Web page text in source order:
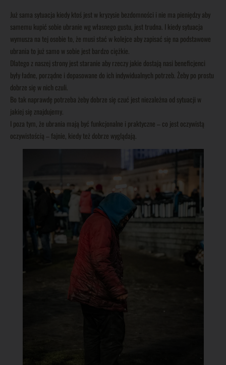
Już sama sytuacja kiedy ktoś jest w kryzysie bezdomności i nie ma pieniędzy aby
samemu kupić sobie ubranie wg własnego gustu, jest trudna. I kiedy sytuacja
wymusza na tej osobie to, że musi stać w kolejce aby zapisać się na podstawowe
ubrania to już samo w sobie jest bardzo ciężkie.
Dlatego z naszej strony jest staranie aby rzeczy jakie dostają nasi beneficjenci
były ładne, porządne i dopasowane do ich indywidualnych potrzeb. Żeby po prostu
dobrze się w nich czuli.
Bo tak naprawdę potrzeba żeby dobrze się czuć jest niezależna od sytuacji w
jakiej się znajdujemy.
I poza tym, że ubrania mają być funkcjonalne i praktyczne – co jest oczywistą
oczywistością – fajnie, kiedy też dobrze wyglądają.